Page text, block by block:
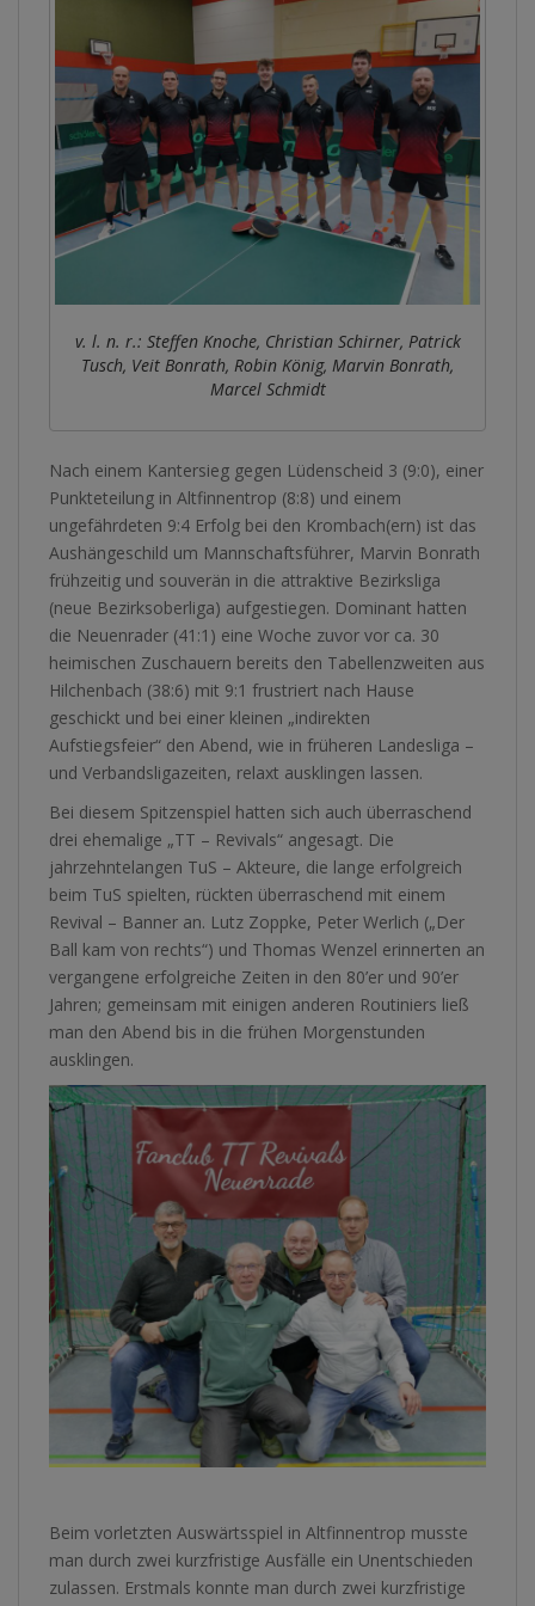
v. l. n. r.: Steffen Knoche, Christian Schirner, Patrick
Tusch, Veit Bonrath, Robin König, Marvin Bonrath,
Marcel Schmidt
Nach einem Kantersieg gegen Lüdenscheid 3 (9:0), einer
Punkteteilung in Altfinnentrop (8:8) und einem
ungefährdeten 9:4 Erfolg bei den Krombach(ern) ist das
Aushängeschild um Mannschaftsführer, Marvin Bonrath
frühzeitig und souverän in die attraktive Bezirksliga
(neue Bezirksoberliga) aufgestiegen. Dominant hatten
die Neuenrader (41:1) eine Woche zuvor vor ca. 30
heimischen Zuschauern bereits den Tabellenzweiten aus
Hilchenbach (38:6) mit 9:1 frustriert nach Hause
geschickt und bei einer kleinen „indirekten
Aufstiegsfeier“ den Abend, wie in früheren Landesliga –
und Verbandsligazeiten, relaxt ausklingen lassen.
Bei diesem Spitzenspiel hatten sich auch überraschend
drei ehemalige „TT – Revivals“ angesagt. Die
jahrzehntelangen TuS – Akteure, die lange erfolgreich
beim TuS spielten, rückten überraschend mit einem
Revival – Banner an. Lutz Zoppke, Peter Werlich („Der
Ball kam von rechts“) und Thomas Wenzel erinnerten an
vergangene erfolgreiche Zeiten in den 80’er und 90’er
Jahren; gemeinsam mit einigen anderen Routiniers ließ
man den Abend bis in die frühen Morgenstunden
ausklingen.
Beim vorletzten Auswärtsspiel in Altfinnentrop musste
man durch zwei kurzfristige Ausfälle ein Unentschieden
zulassen. Erstmals konnte man durch zwei kurzfristige